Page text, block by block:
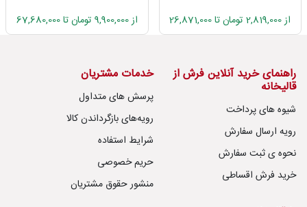
از 1,260,000 تومان تا 67,680,000
از 1,381,000 تومان تا 66,732,000
راهنمای خرید آنلاین فرش از
قالیخانه
شیوه های پرداخت
رویه ارسال سفارش
نحوه ی ثبت سفارش
خرید فرش اقساطی
خدمات مشتریان
پرسش های متداول
رویه‌های بازگرداندن کالا
شرایط استفاده
حریم خصوصی
منشور حقوق مشتریان